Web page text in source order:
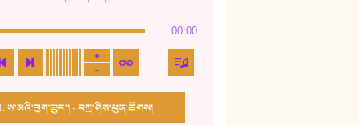
00:00
ཨ་མའི་ཕྱག་ཟུང་། - བཀྲ་ཤིས་ཕུན་ཚོགས།